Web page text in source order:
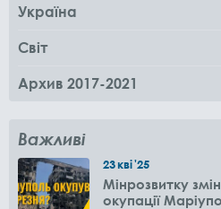
Україна
Світ
Архив 2017-2021
Важливі
23кві'25
Мінрозвитку
окупації